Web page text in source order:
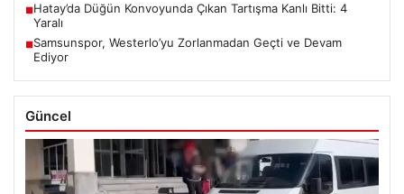
■Hatay’da Düğün Konvoyunda Çıkan Tartışma Kanlı Bitti: 4
Yaralı
■Samsunspor, Westerlo’yu Zorlanmadan Geçti ve Devam
Ediyor
Güncel